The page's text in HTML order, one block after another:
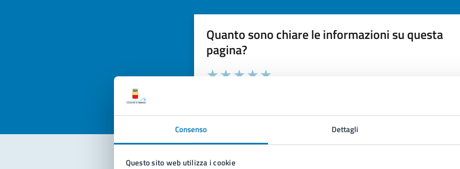
Consenso Dettagli
Questo sito web utilizza i cookie
Quanto sono chiare le informazioni su questa
pagina?
Valuta la chiarezza delle informazioni (da 1 a 5 stelle)
Seleziona il numero di stelle per valutare la chiarezza delle